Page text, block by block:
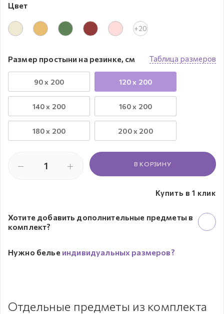
Цвет
+20
Таблица размеров
Размер простыни на резинке, см
90 x 200 120 x 200
140 x 200 160 x 200
180 x 200 200 x 200
В КОРЗИНУ
Купить в 1 клик
Хотите добавить дополнительные предметы в
комплект?
Нужно белье индивидуальных размеров?
Отдельные предметы из комплекта